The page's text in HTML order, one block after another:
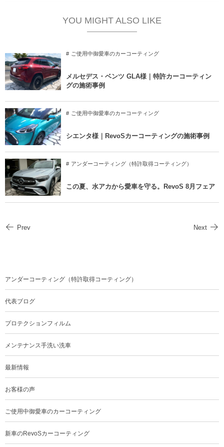
YOU MIGHT ALSO LIKE
ご使用中御愛車のカーコーティング
メルセデス・ベンツ GLA様｜特許カーコーティン
グの施術事例
ご使用中御愛車のカーコーティング
シエンタ様｜RevoSカーコーティングの施術事例
アンダーコーティング（特許取得コーティング）
この夏、水アカから愛車を守る。RevoS 8月フェア
Prev Next
アンダーコーティング（特許取得コーティング）
代表ブログ
プロテクションフィルム
メンテナンス手洗い洗車
最新情報
お客様の声
ご使用中御愛車のカーコーティング
新車のRevoSカーコーティング